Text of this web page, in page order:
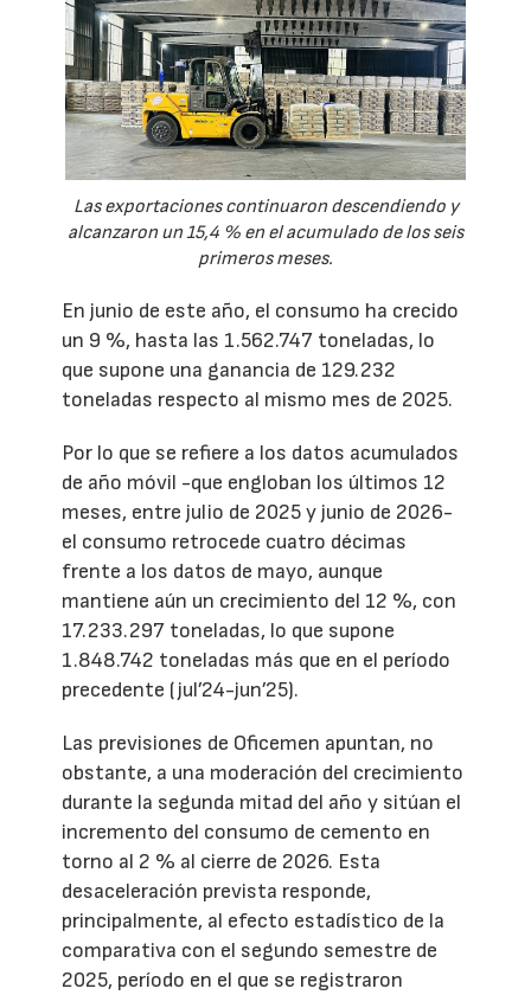
Las exportaciones continuaron descendiendo y
alcanzaron un 15,4 % en el acumulado de los seis
primeros meses.
En junio de este año, el consumo ha crecido
un 9 %, hasta las 1.562.747 toneladas, lo
que supone una ganancia de 129.232
toneladas respecto al mismo mes de 2025.
Por lo que se refiere a los datos acumulados
de año móvil -que engloban los últimos 12
meses, entre julio de 2025 y junio de 2026-
el consumo retrocede cuatro décimas
frente a los datos de mayo, aunque
mantiene aún un crecimiento del 12 %, con
17.233.297 toneladas, lo que supone
1.848.742 toneladas más que en el período
precedente (jul’24-jun’25).
Las previsiones de Oficemen apuntan, no
obstante, a una moderación del crecimiento
durante la segunda mitad del año y sitúan el
incremento del consumo de cemento en
torno al 2 % al cierre de 2026. Esta
desaceleración prevista responde,
principalmente, al efecto estadístico de la
comparativa con el segundo semestre de
2025, período en el que se registraron